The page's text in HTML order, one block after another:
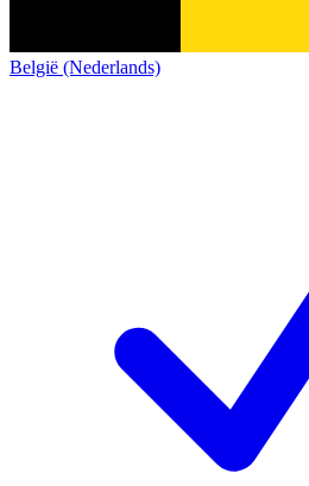
België (Nederlands)